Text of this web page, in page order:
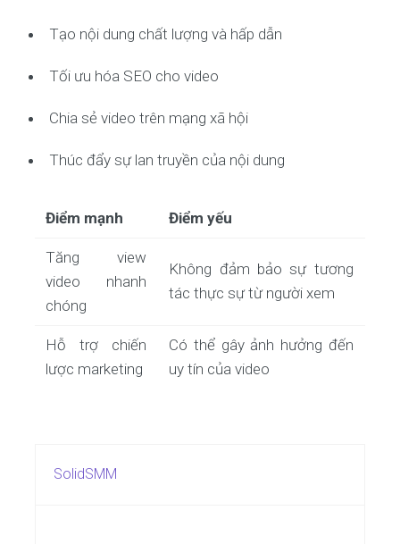
Tạo nội dung chất lượng và hấp dẫn
Tối ưu hóa SEO cho video
Chia sẻ video trên mạng xã hội
Thúc đẩy sự lan truyền của nội dung
Điểm mạnh Điểm yếu
Tăng view
video nhanh
chóng
Không đảm bảo sự tương
tác thực sự từ người xem
Hỗ trợ chiến
lược marketing
Có thể gây ảnh hưởng đến
uy tín của video
SolidSMM